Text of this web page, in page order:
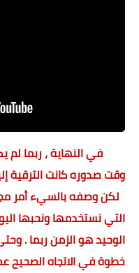
في النهاية ، ربما لم
وقت صدوره كانت الترقية
لكن وصفه بالسيء أمر
التي نستخدمها ونحبها
الوحيد هو الزمن ربما .
خطوة في الاتجاه الصحيح